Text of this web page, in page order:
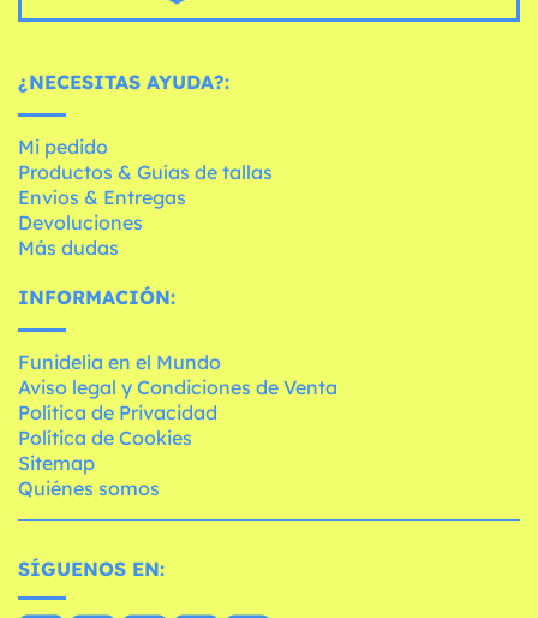
¿NECESITAS AYUDA?:
Mi pedido
Productos & Guías de tallas
Envíos & Entregas
Devoluciones
Más dudas
INFORMACIÓN:
Funidelia en el Mundo
Aviso legal y Condiciones de Venta
Política de Privacidad
Política de Cookies
Sitemap
Quiénes somos
SÍGUENOS EN: